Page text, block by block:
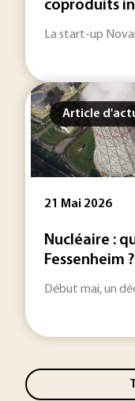
coproduits
La start-up
Article
21 Mai 2026
Nucléaire :
Fessenheim ?
Début mai, un